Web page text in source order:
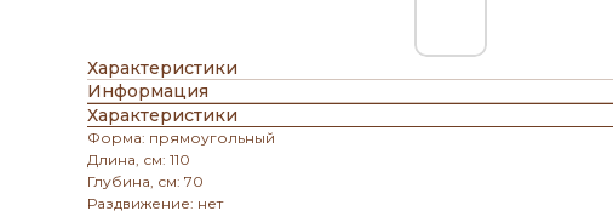
Характеристики
Информация
Характеристики
Форма: прямоугольный
Длина, см: 110
Глубина, см: 70
Раздвижение: нет